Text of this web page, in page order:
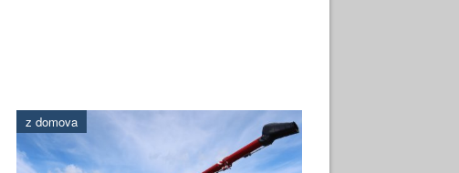
z domova